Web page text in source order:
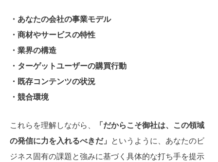
・あなたの会社の事業モデル
・商材やサービスの特性
・業界の構造
・ターゲットユーザーの購買行動
・既存コンテンツの状況
・競合環境
これらを理解しながら、
「だからこそ御社は、この領域
の発信に力を入れるべきだ」
というように、あなたのビ
ジネス固有の課題と強みに基づく具体的な打ち手を提示